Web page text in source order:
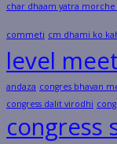
char dhaam yatra
commeti cm dhami ko
level
andaza congres bhavan
congress dalit virodhi
congress